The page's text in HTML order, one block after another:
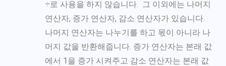
÷로 사용을 하지 않습니다. 그 이외에는 나머지
연산자, 증가 연산자, 감소 연산자가 있습니다.
나머지 연산자는 나누기를 하고 몫이 아니라 나
머지 값을 반환해줍니다. 증가 연산자는 본래 값
에서 1을 증가 시켜주고 감소 연산자는 본래 값